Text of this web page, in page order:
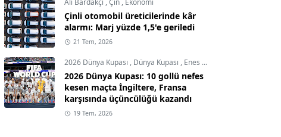
Ali Bardakçı ,Çin , Ekonomi
Çinli otomobil üreticilerinde kâr
alarmı: Marj yüzde 1,5'e geriledi
21 Tem, 2026
2026 Dünya Kupası , Dünya Kupası , Enes Demircioğlu
2026 Dünya Kupası: 10 gollü nefes
kesen maçta İngiltere, Fransa
karşısında üçüncülüğü kazandı
19 Tem, 2026